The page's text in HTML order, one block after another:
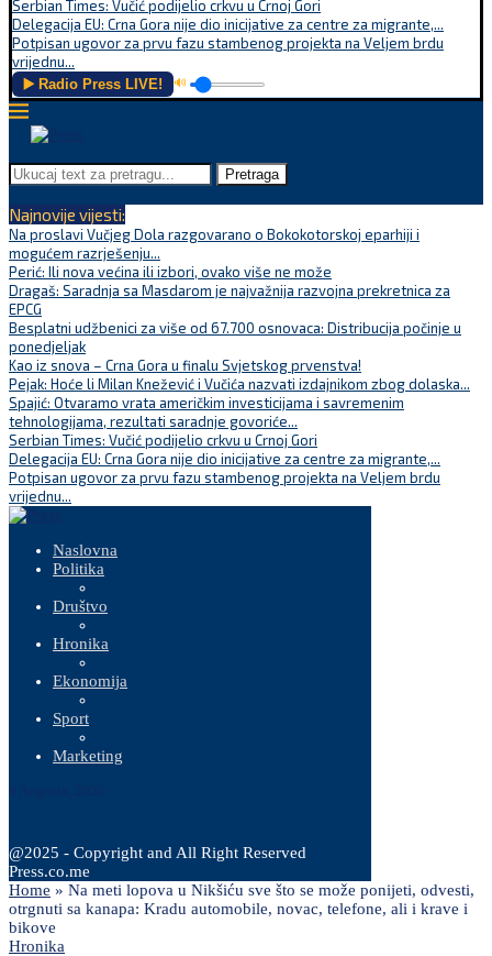
Serbian Times: Vučić podijelio crkvu u Crnoj Gori
Delegacija EU: Crna Gora nije dio inicijative za centre za migrante,...
Potpisan ugovor za prvu fazu stambenog projekta na Veljem brdu
vrijednu...
▶️ Radio Press LIVE! 🔊
Pretraga
Najnovije vijesti:
Na proslavi Vučjeg Dola razgovarano o Bokokotorskoj eparhiji i
mogućem razrješenju...
Perić: Ili nova većina ili izbori, ovako više ne može
Dragaš: Saradnja sa Masdarom je najvažnija razvojna prekretnica za
EPCG
Besplatni udžbenici za više od 67.700 osnovaca: Distribucija počinje u
ponedjeljak
Kao iz snova – Crna Gora u finalu Svjetskog prvenstva!
Pejak: Hoće li Milan Knežević i Vučića nazvati izdajnikom zbog dolaska...
Spajić: Otvaramo vrata američkim investicijama i savremenim
tehnologijama, rezultati saradnje govoriće...
Serbian Times: Vučić podijelio crkvu u Crnoj Gori
Delegacija EU: Crna Gora nije dio inicijative za centre za migrante,...
Potpisan ugovor za prvu fazu stambenog projekta na Veljem brdu
vrijednu...
Naslovna
Politika
Društvo
Hronika
Ekonomija
Sport
Marketing
@2025 - Copyright and All Right Reserved
Press.co.me
Home » Na meti lopova u Nikšiću sve što se može ponijeti, odvesti,
otrgnuti sa kanapa: Kradu automobile, novac, telefone, ali i krave i
bikove
Hronika